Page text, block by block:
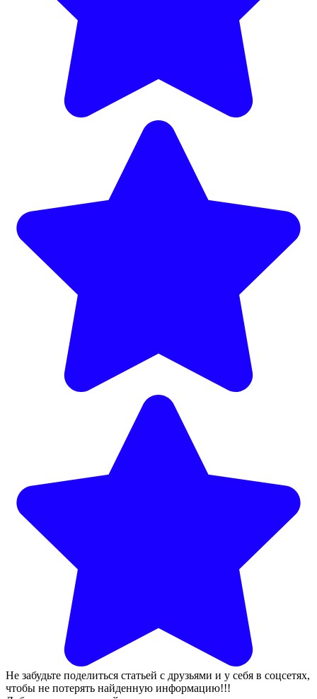
Не забудьте поделиться статьей с друзьями и у себя в соцсетях,
чтобы не потерять найденную информацию!!!